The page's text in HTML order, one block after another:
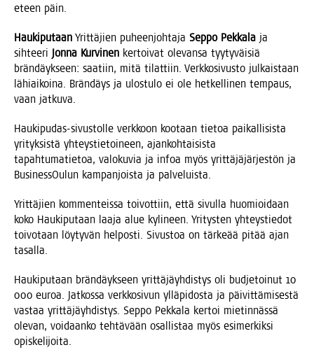
eteen päin.
Hau­ki­pu­taan Yrit­tä­jien puheen­joh­ta­ja Sep­po Pek­ka­la ja
sih­tee­ri Jon­na Kur­vi­nen ker­toi­vat ole­van­sa tyy­ty­väi­siä
brän­däyk­seen: saa­tiin, mitä tilat­tiin. Verk­ko­si­vus­to jul­kais­taan
lähiai­koi­na. Brän­däys ja ulos­tu­lo ei ole het­kel­li­nen tem­paus,
vaan jatkuva.
Hau­ki­pu­das-sivus­tol­le verk­koon koo­taan tie­toa pai­kal­li­sis­ta
yri­tyk­sis­tä yhteys­tie­toi­neen, ajan­koh­tai­sis­ta
tapah­tu­ma­tie­toa, valo­ku­via ja infoa myös yrit­tä­jä­jär­jes­tön ja
Busi­nes­sOu­lun kam­pan­jois­ta ja palveluista.
Yrit­tä­jien kom­men­teis­sa toi­vot­tiin, että sivul­la huo­mioi­daan
koko Hau­ki­pu­taan laa­ja alue kyli­neen. Yri­tys­ten yhteys­tie­dot
toi­vo­taan löy­ty­vän hel­pos­ti. Sivus­toa on tär­ke­ää pitää ajan
tasalla.
Hau­ki­pu­taan brän­däyk­seen yrit­tä­jäyh­dis­tys oli bud­je­toi­nut 10
000 euroa. Jat­kos­sa verk­ko­si­vun yllä­pi­dos­ta ja päi­vit­tä­mi­ses­tä
vas­taa yrit­tä­jäyh­dis­tys. Sep­po Pek­ka­la ker­toi mie­tin­näs­sä
ole­van, voi­daan­ko teh­tä­vään osal­lis­taa myös esi­mer­kik­si
opiskelijoita.